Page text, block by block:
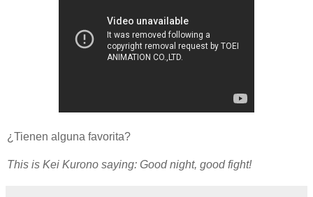
¿Tienen alguna favorita?
This is Kei Kurono saying: Good night, good fight!